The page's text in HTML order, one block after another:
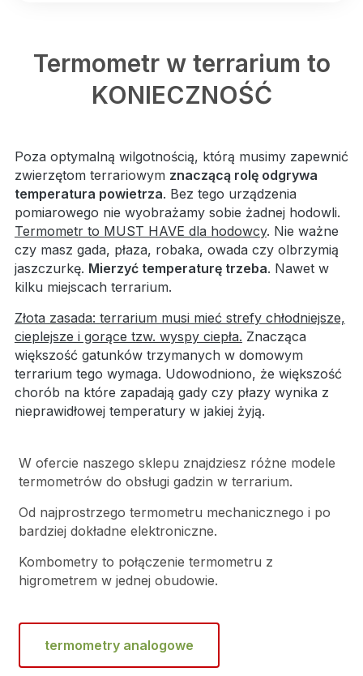
Termometr w terrarium to
KONIECZNOŚĆ
Poza optymalną wilgotnością, którą musimy zapewnić
zwierzętom terrariowym znaczącą rolę odgrywa
temperatura powietrza. Bez tego urządzenia
pomiarowego nie wyobrażamy sobie żadnej hodowli.
Termometr to MUST HAVE dla hodowcy. Nie ważne
czy masz gada, płaza, robaka, owada czy olbrzymią
jaszczurkę. Mierzyć temperaturę trzeba. Nawet w
kilku miejscach terrarium.
Złota zasada: terrarium musi mieć strefy chłodniejsze,
cieplejsze i gorące tzw. wyspy ciepła. Znacząca
większość gatunków trzymanych w domowym
terrarium tego wymaga. Udowodniono, że większość
chorób na które zapadają gady czy płazy wynika z
nieprawidłowej temperatury w jakiej żyją.
W ofercie naszego sklepu znajdziesz różne modele
termometrów do obsługi gadzin w terrarium.
Od najprostrzego termometru mechanicznego i po
bardziej dokładne elektroniczne.
Kombometry to połączenie termometru z
higrometrem w jednej obudowie.
termometry analogowe